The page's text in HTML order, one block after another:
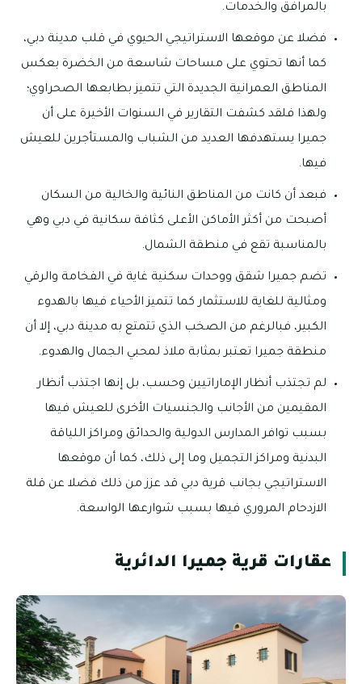
بالمرافق والخدمات.
فضلا عن موقعها الاستراتيجي الحيوي في قلب مدينة دبي،
كما أنها تحتوي على مساحات شاسعة من الخضرة بعكس
المناطق العمرانية الجديدة التي تتميز بطابعها الصحراوي؛
ولهذا فلقد كشفت التقارير في السنوات الأخيرة على أن
جميرا يستهدفها العديد من الشباب والمستأجرين للعيش
فيها.
فبعد أن كانت من المناطق النائية والخالية من السكان
أصبحت من أكثر الأماكن الأعلى كثافة سكانية في دبي وهي
بالمناسبة تقع في منطقة الشمال.
تضم جميرا شقق ووحدات سكنية غاية في الفخامة والرقي
ومثالية للغاية للاستثمار كما تتميز الأحياء فيها بالهدوء
الكبير، فبالرغم من الصخب الذي تتمتع به مدينة دبي، إلا أن
منطقة جميرا تعتبر بمثابة ملاذ لمحبي الجمال والهدوء.
لم تجتذب أنظار الإماراتيين وحسب، بل إنها اجتذب أنظار
المقيمين من الأجانب والجنسيات الأخرى للعيش فيها
بسبب توافر المدارس الدولية والحدائق ومراكز اللياقة
البدنية ومراكز التجميل وما إلى ذلك، كما أن موقعها
الاستراتيجي بجانب قرية دبي قد عزز من ذلك فضلا عن قلة
الازدحام المروري فيها بسبب شوارعها الواسعة.
عقارات قرية جميرا الدائرية